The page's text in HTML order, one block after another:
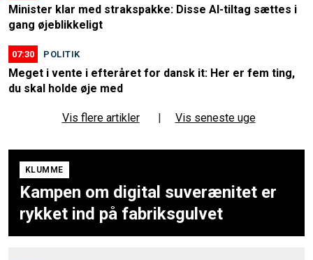
Minister klar med strakspakke: Disse AI-tiltag sættes i
gang øjeblikkeligt
07:30 POLITIK
Meget i vente i efteråret for dansk it: Her er fem ting,
du skal holde øje med
Vis flere artikler Vis seneste uge
KLUMME
Kampen om digital suverænitet er
rykket ind på fabriksgulvet